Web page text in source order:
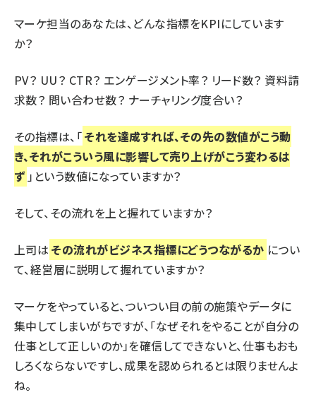
マーケ担当のあなたは、どんな指標をKPIにしています
か？
PV？ UU？ CTR？ エンゲージメント率？ リード数？ 資料請
求数？ 問い合わせ数？ ナーチャリング度合い？
その指標は、「それを達成すれば、その先の数値がこう動
き、それがこういう風に影響して売り上げがこう変わるは
ず」という数値になっていますか？
そして、その流れを上と握れていますか？
上司は その流れがビジネス指標にどうつながるか につい
て、経営層に説明して握れていますか？
マーケをやっていると、ついつい目の前の施策やデータに
集中してしまいがちですが、「なぜそれをやることが自分の
仕事として正しいのか」を確信してできないと、仕事もおも
しろくならないですし、成果を認められるとは限りませんよ
ね。